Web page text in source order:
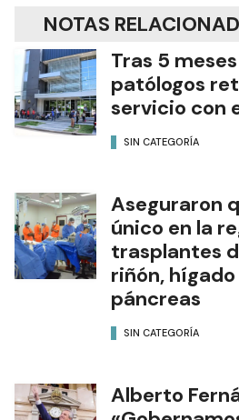
NOTAS
Tras 5
patólogos
servicio con el
Aseguraron
único en la
trasplantes
riñón, hígado
páncreas